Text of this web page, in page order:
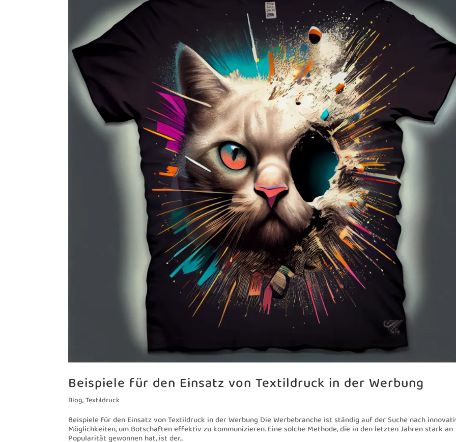
Beispiele für den Einsatz von Textildruck in der Werbung
Blog,Textildruck
Beispiele für den Einsatz von Textildruck in der Werbung Die Werbebranche ist ständig auf der Suche nach
Möglichkeiten, um Botschaften effektiv zu kommunizieren. Eine solche Methode, die in den letzten Jahren stark an
Popularität gewonnen hat, ist der...